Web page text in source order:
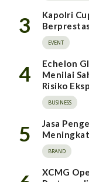
3
Kapolri
EVENT
4
Echelon
Menilai
Risiko
Indonesia
BUSINESS
5
Jasa
BRAND
XCMG